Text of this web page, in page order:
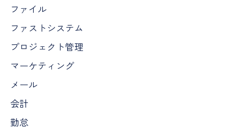
ファイル
ファストシステム
プロジェクト管理
マーケティング
メール
会計
勤怠